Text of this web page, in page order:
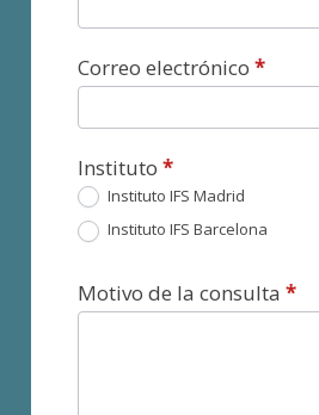
Correo electrónico*
Instituto*
Instituto IFS Madrid
Instituto IFS Barcelona
Motivo de la consulta*